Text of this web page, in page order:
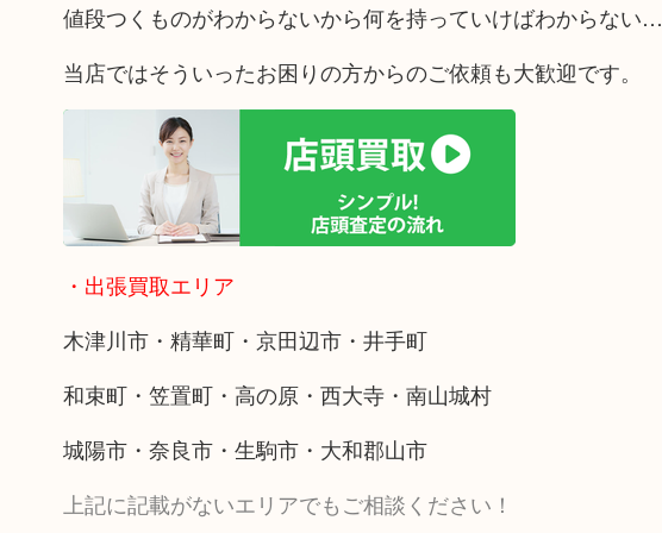
値段つくものがわからないから何を持っていけばわからない…
当店ではそういったお困りの方からのご依頼も大歓迎です。
・出張買取エリア
木津川市・精華町・京田辺市・井手町
和束町・笠置町・高の原・西大寺・南山城村
城陽市・奈良市・生駒市・大和郡山市
上記に記載がないエリアでもご相談ください！